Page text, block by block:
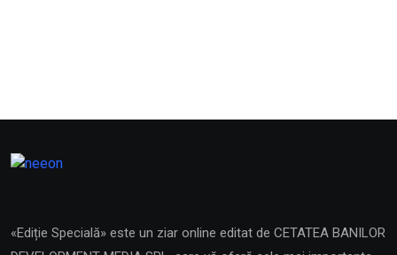
«Ediție Specială» este un ziar online editat de CETATEA BANILOR